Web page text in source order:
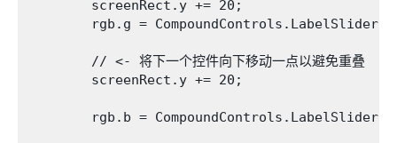
        screenRect.y += 20;
rgb.g = CompoundControls.LabelSlider
        // <- 将下一个控件向下移动一点以避免重叠
        screenRect.y += 20;
rgb.b = CompoundControls.LabelSlider